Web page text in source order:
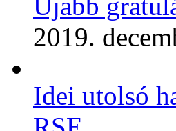
Újabb
2019.
Idei utolsó